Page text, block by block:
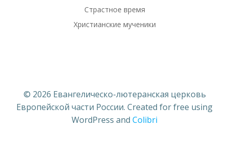
Страстное время
Христианские мученики
© 2026 Евангелическо-лютеранская церковь
Европейской части России. Created for free using
WordPress and Colibri